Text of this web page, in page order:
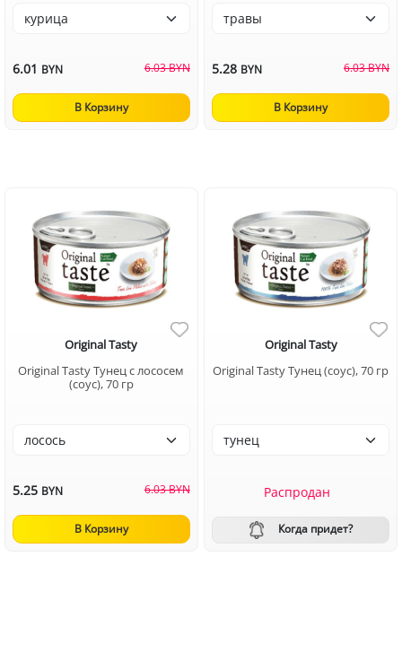
6.01 BYN 6.03 BYN
В Корзину
5.28 BYN 6.03 BYN
В Корзину
Original Tasty
Original Tasty Тунец с лососем
(соус), 70 гр
5.25 BYN 6.03 BYN
В Корзину
Original Tasty
Original Tasty Тунец (соус), 70 гр
Распродан
Когда придет?